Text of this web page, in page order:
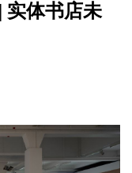
实体书店未